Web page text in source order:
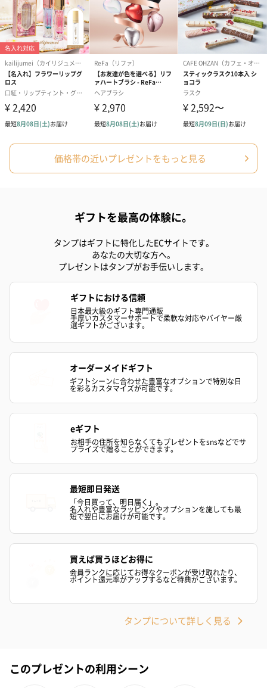
ゼリーバウム カット
（レモン＆紅茶）（432
円）
麦わらパンダバウム
（バナナ味）（540円）
り〜 3号（864
スキンケアグッズ
スキンケアグッズを同梱してお届けします。
ハンドクリーム3本セッ
ト【ありがとう】
シャワージェル＆ハン
ドクリーム（ピンクグ
レープフルーツ）
（2,145円）
ッシュローズ
リラックスグッズ
リラックスグッズを同梱してお届けします。
かき氷入浴剤4点セット
かき氷入浴剤4点セット
バスフラワー
円）
ハンドタオル・ハンカチ
ハンドタオル・ハンカチを同梱してお届けいたします。ギフトへ
価格帯の近いプレゼントをもっと見る
ギフトを最高の体験に。
タンプはギフトに特化したECサイトです。
あなたの大切な方へ。
プレゼントはタンプがお手伝いします。
ギフトにおける信頼
日本最大級のギフト専門通販
手厚いカスタマーサポートで柔軟な対応やバイヤー厳
選ギフトがございます。
オーダーメイドギフト
ギフトシーンに合わせた豊富なオプションで特別な日
を彩るカスタマイズが可能です。
eギフト
お相手の住所を知らなくてもプレゼントをsnsなどでサ
プライズで贈ることができます。
最短即日発送
「今日買って、明日届く」。
名入れや豊富なラッピングやオプションを施しても最
短で翌日にお届けが可能です。
買えば買うほどお得に
会員ランクに応じてお得なクーポンが受け取れたり、
ポイント還元率がアップするなど特典がございます。
タンプについて詳しく見る
このプレゼントの利用シーン